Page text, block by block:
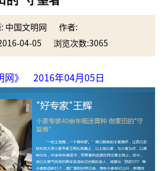
中国文明网
作者:
04-05
浏览次数:3065
网》 2016年04月05日